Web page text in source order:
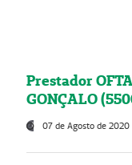
Prestador
GONÇALO
07 de Agosto de 2020